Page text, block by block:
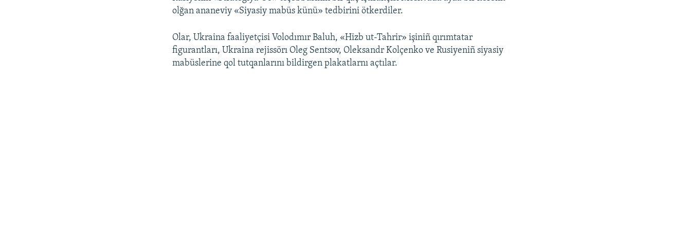
olğan ananeviy «Siyasiy mabüs künü» tedbirini ötkerdiler.
Olar, Ukraina faaliyetçisi Volodımır Baluh, «Hizb ut-Tahrir» işiniñ qırımtatar
figurantları, Ukraina rejissörı Oleg Sentsov, Oleksandr Kolçenko ve Rusiyeniñ siyasiy
mabüslerine qol tutqanlarını bildirgen plakatlarnı açtılar.